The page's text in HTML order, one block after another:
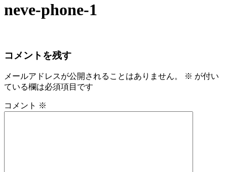
neve-phone-1
コメントを残す
メールアドレスが公開されることはありません。 ※ が付い
ている欄は必須項目です
コメント ※